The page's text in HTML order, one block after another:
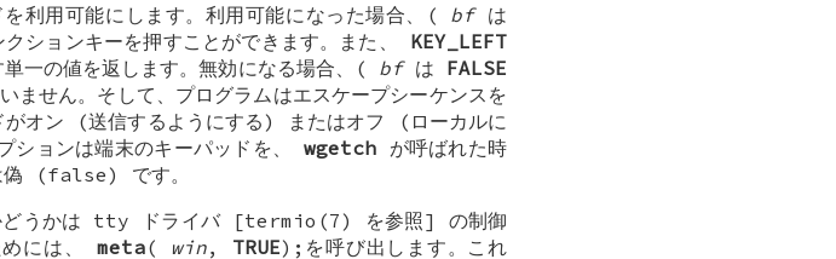
利用可能にします。利用可能になった場合、( bfは
ョンキーを押すことができます。また、 KEY_LEFT
一の値を返します。無効になる場合、( bfは FALSE
ません。そして、プログラムはエスケープシーケンスを
がオン (送信するようにする) またはオフ (ローカルに
ションは端末のキーパッドを、wgetch が呼ばれた時
は偽 (false) です。
どうかは tty ドライバ [termio(7) を参照] の制御
には、 meta( win, TRUE);を呼び出します。これ